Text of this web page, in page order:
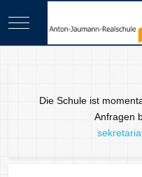
Mobile Menu Toggle
Die Schule ist
Anfragen